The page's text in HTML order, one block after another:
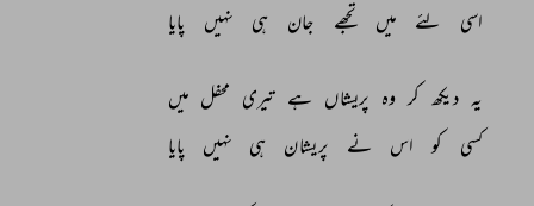
اسی
لئے میں تجھے جان ہی نہیں پایا
یہ دیکھ کر وہ پریشاں ہے تیری محفل میں
کسی
کو اس نے پریشان ہی نہیں پایا